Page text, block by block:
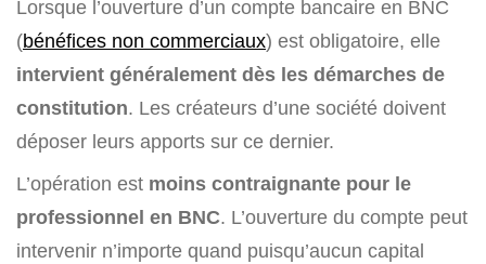
Lorsque l’ouverture d’un compte bancaire en BNC
(bénéfices non commerciaux) est obligatoire, elle
intervient généralement dès les démarches de
constitution. Les créateurs d’une société doivent
déposer leurs apports sur ce dernier.
L’opération est moins contraignante pour le
professionnel en BNC. L’ouverture du compte peut
intervenir n’importe quand puisqu’aucun capital